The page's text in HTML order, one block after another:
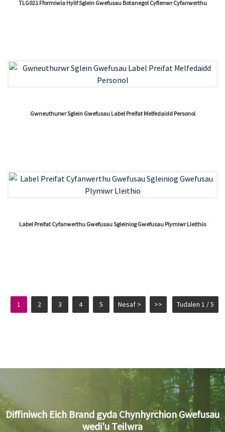
TLG021 Fformiwla Hylif Sglein Gwefusau Botanegol Cyflenwr Cyfanwerthu
Gwneuthurwr Sglein Gwefusau Label Preifat Melfedaidd Personol
Label Preifat Cyfanwerthu Gwefusau Sgleiniog Gwefusau Plymiwr Lleithio
1 2 3 4 5 Nesaf > >> Tudalen 1 / 5
Diffiniwch Eich Brand gyda Chynhyrchion Gwefusau
wedi'u Teilwra